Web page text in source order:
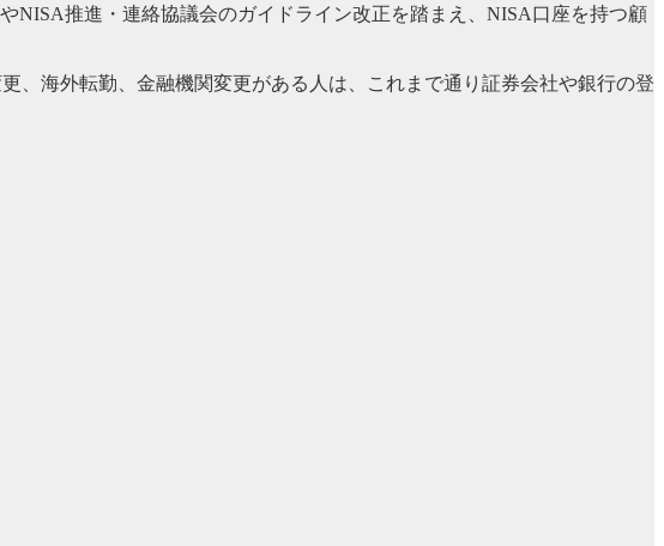
NISA推進・連絡協議会のガイドライン改正を踏まえ、NISA口座を持つ顧
、海外転勤、金融機関変更がある人は、これまで通り証券会社や銀行の登